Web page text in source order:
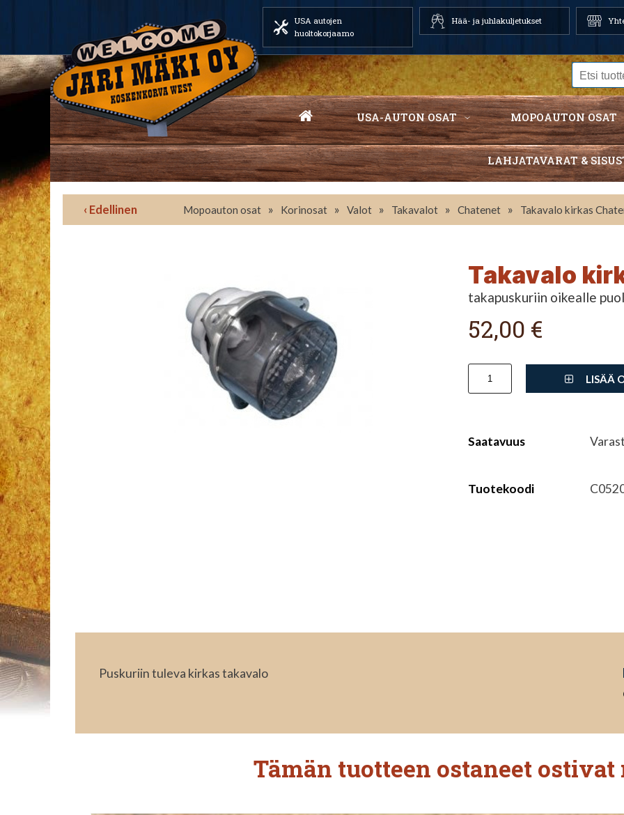
USA autojen
huoltokorjaamo
Hää- ja juhlakuljetukset
USA-AUTON OSAT MOPOAUTON OSAT
LAHJATAVARAT &
‹ Edellinen Mopoauton osat » Korinosat » Valot » Takavalot » Chatenet » Takavalo kirkas
Takavalo
takapuskuriin oikealle
52,00 €
LISÄÄ
Saatavuus
Tuotekoodi
Puskuriin tuleva kirkas takavalo
Tämän tuotteen ostaneet ostivat